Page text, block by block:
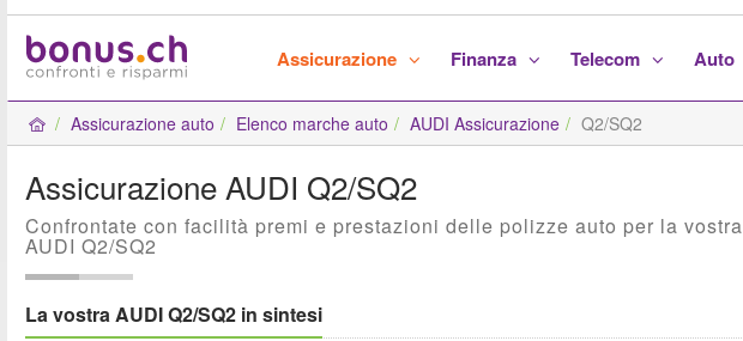
Assicurazione Finanza Telecom Auto
Assicurazione auto Elenco marche auto AUDI Assicurazione Q2/SQ2
Assicurazione AUDI Q2/SQ2
Confrontate con facilità premi e prestazioni delle polizze auto per la vostra
AUDI Q2/SQ2
La vostra AUDI Q2/SQ2 in sintesi